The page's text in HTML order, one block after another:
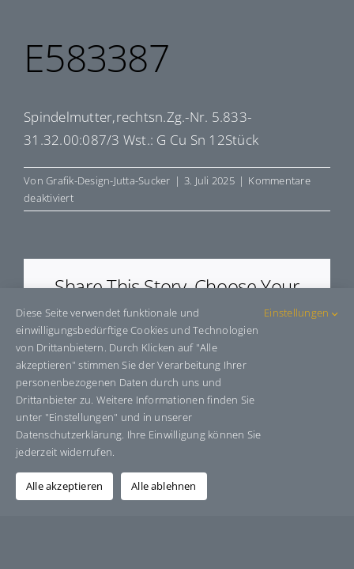
E583387
Spindelmutter,rechtsn.Zg.-Nr. 5.833-
31.32.00:087/3 Wst.: G Cu Sn 12Stück
VonGrafik-Design-Jutta-Sucker | 3. Juli 2025 | Kommentare
deaktiviertfür
E583387
Share This Story, Choose Your
Platform!
Facebook Bluesky WhatsAppTelegram
E-
Mail
Über den Autor: Grafik-Design-Jutta-Sucker
Diese Seite verwendet funktionale und
einwilligungsbedürftige Cookies und Technologien
von Drittanbietern. Durch Klicken auf "Alle
akzeptieren" stimmen Sie der Verarbeitung Ihrer
personenbezogenen Daten durch uns und
Drittanbieter zu. Weitere Informationen finden Sie
unter "Einstellungen" und in unserer
Datenschutzerklärung. Ihre Einwilligung können Sie
jederzeit widerrufen.
Einstellungen
Alle akzeptieren Alle ablehnen